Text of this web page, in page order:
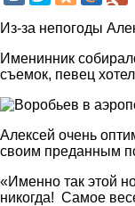
Из-за непогоды
Именинник
съемок, певец
Алексей очень
своим преданным
«Именно так этой
никогда! Самое